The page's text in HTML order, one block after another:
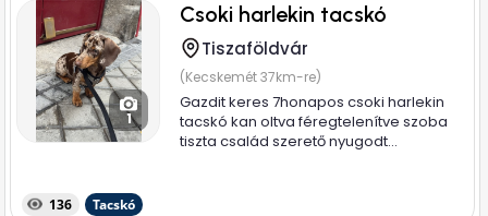
1
Csoki harlekin tacskó
Tiszaföldvár
(Kecskemét 37km-re)
Gazdit keres 7honapos csoki harlekin
tacskó kan oltva féregtelenítve szoba
tiszta család szerető nyugodt...
136 Tacskó